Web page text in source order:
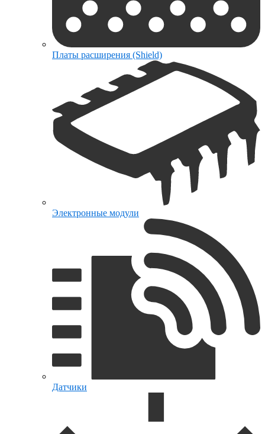
Платы расширения (Shield)
Электронные модули
Датчики